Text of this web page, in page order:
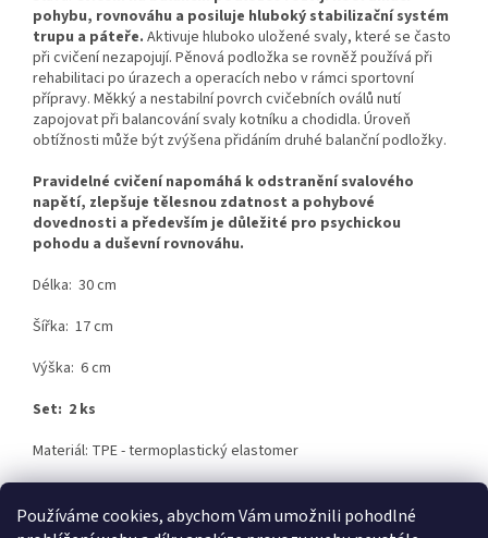
Používáme cookies, abychom Vám umožnili pohodlné
pohybu, rovnováhu a posiluje hluboký stabilizační systém
trupu a páteře. Aktivuje hluboko uložené svaly, které se často
při cvičení nezapojují. Pěnová podložka se rovněž používá při
rehabilitaci po úrazech a operacích nebo v rámci sportovní
přípravy. Měkký a nestabilní povrch cvičebních oválů nutí
zapojovat při balancování svaly kotníku a chodidla. Úroveň
obtížnosti může být zvýšena přidáním druhé balanční podložky.
Pravidelné cvičení napomáhá k odstranění svalového
napětí, zlepšuje tělesnou zdatnost a pohybové
dovednosti a především je důležité pro psychickou
pohodu a duševní rovnováhu.
Délka: 30 cm
Šířka: 17 cm
Výška: 6 cm
Set: 2 ks
Materiál: TPE - termoplastický elastomer